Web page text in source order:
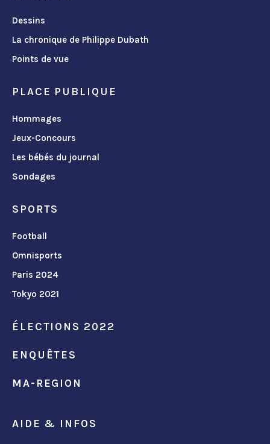
Dessins
La chronique de Philippe Dubath
Points de vue
PLACE PUBLIQUE
Hommages
Jeux-Concours
Les bébés du journal
Sondages
SPORTS
Football
Omnisports
Paris 2024
Tokyo 2021
ÉLECTIONS 2022
ENQUÊTES
MA-REGION
AIDE & INFOS